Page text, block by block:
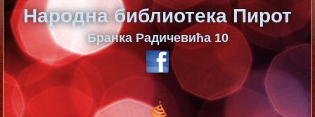
Народна библиотека Пирот
Бранка Радичевића 10